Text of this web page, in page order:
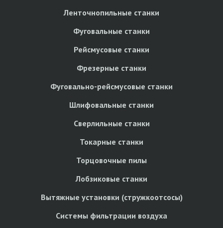
Ленточнопильные станки
Фуговальные станки
Рейсмусовые станки
Фрезерные станки
Фуговально-рейсмусовые станки
Шлифовальные станки
Сверлильные станки
Токарные станки
Торцовочные пилы
Лобзиковые станки
Вытяжные установки (стружкоотсосы)
Системы фильтрации воздуха